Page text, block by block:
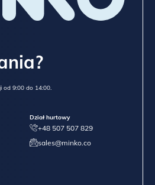
od 9:00 do 14:00.
Dział hurtowy
+48 507 507 829
sales@minko.co